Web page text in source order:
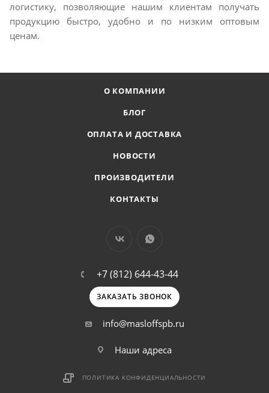
логистику, позволяющие нашим клиентам получать
продукцию быстро, удобно и по низким оптовым
ценам.
О КОМПАНИИ
БЛОГ
ОПЛАТА И ДОСТАВКА
НОВОСТИ
ПРОИЗВОДИТЕЛИ
КОНТАКТЫ
+7 (812) 644-43-44
ЗАКАЗАТЬ ЗВОНОК
info@masloffspb.ru
Наши адреса
ПОЛИТИКА КОНФИДЕНЦИАЛЬНОСТИ